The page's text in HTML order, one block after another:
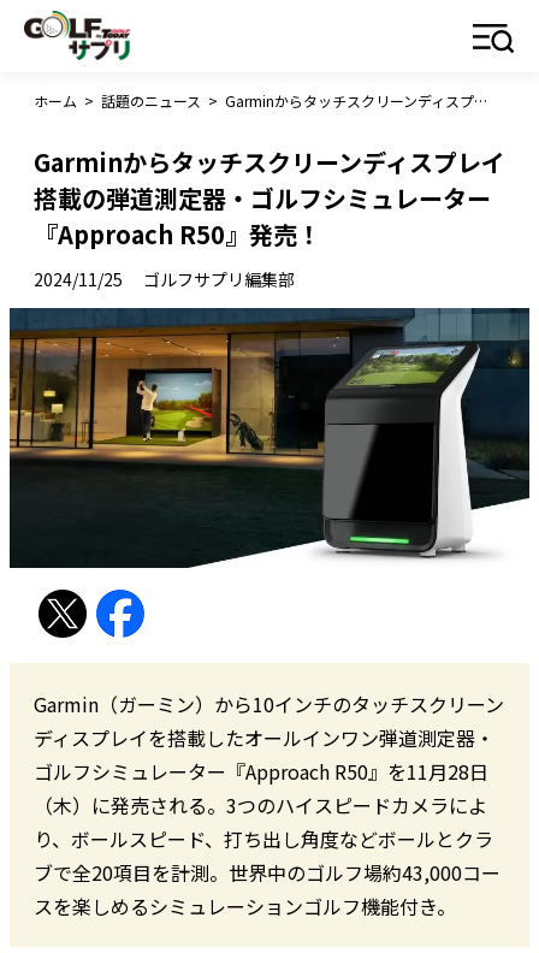
ホーム > 話題のニュース > Garminからタッチスクリーンディスプレイ搭載の弾道測定器・ゴルフシミュレーター『Approach R50』発売！
Garminからタッチスクリーンディスプレイ
搭載の弾道測定器・ゴルフシミュレーター
『Approach R50』発売！
2024/11/25 ゴルフサプリ編集部
Garmin（ガーミン）から10インチのタッチスクリーン
ディスプレイを搭載したオールインワン弾道測定器・
ゴルフシミュレーター『Approach R50』を11月28日
（木）に発売される。3つのハイスピードカメラによ
り、ボールスピード、打ち出し角度などボールとクラ
ブで全20項目を計測。世界中のゴルフ場約43,000コー
スを楽しめるシミュレーションゴルフ機能付き。